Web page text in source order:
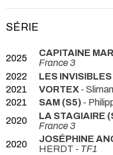
SÉRIE
2025 CAPITAINE
France 3
2022
LES
2021
VORTEX -
2021
SAM (S5) -
2020
LA STAGIAIRE
France 3
2020
JOSÉPHINE
HERDT - TF1